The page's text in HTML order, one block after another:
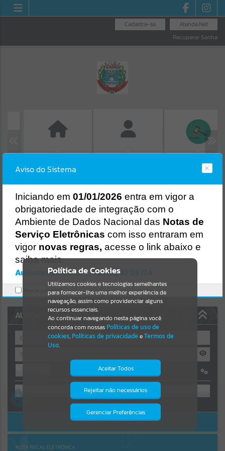
Atende.Net
Cadastre-se
Recuperar Senha
Resultados para""
Portais
Por favor, aguarde...
NOTÍCIAS
Por favor, aguarde...
Por favor, aguarde...
AUTOATENDIMENTO
OU
Cadastre-se|Recuperar Senha
ACESSAR SEM LOGIN
NOTA FISCAL ELETRÔNICA
Política de Cookies
Utilizamos cookies e tecnologias semelhantes
para fornecer-lhe uma melhor experiência de
navegação, assim como providenciar alguns
recursos essenciais.
Ao continuar navegando nesta página você
concorda com nossas Políticas de uso de
cookies, Políticas de privacidadeeTermos de
Uso.
Aceitar Todos
Rejeitar não necessários
Gerenciar Preferências
Isto significa que diversos recursos
providenciados poderão não estar
Aviso do Sistema
Iniciando em 01/01/2026 entra em vigor a
obrigatoriedade de integração com o
Ambiente de Dados Nacional das Notas de
Serviço Eletrônicas com isso entraram em
vigor novas regras, acesse o link abaixo e
saiba mais.
Autoatendimento - MUNICIPIO DE ITÁ
Marcar como lido.
Erro
Gerenciamento do Sistema
CÓDIGO DA MENSAGEM:
Ocorreu um erro de script:
Uncaught SyntaxError: Unexpected token '('
https://ita.atende.net/cidadao/pagina/static/bundle/wpo_index_2_b
ase_l2_portal_editores_sync_e14c26d9c225f7e6839456cea306af19.js
?v=1fa3919d:47
Verificar Mais Detalhes